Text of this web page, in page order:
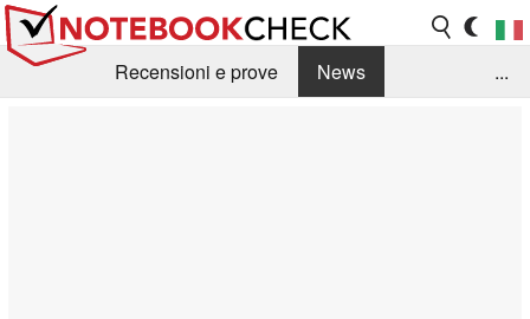
Recensioni e prove
News
...